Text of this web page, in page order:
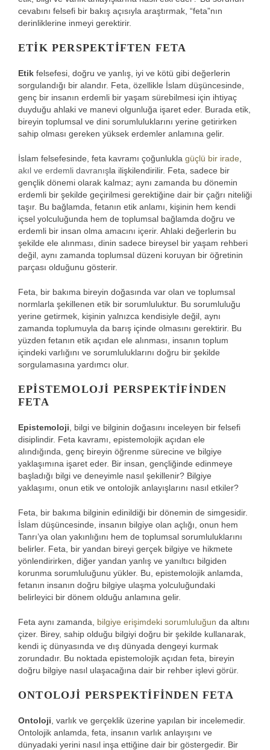
cevabını felsefi bir bakış açısıyla araştırmak, “feta”nın
derinliklerine inmeyi gerektirir.
ETIK PERSPEKTIFTEN FETA
Etik felsefesi, doğru ve yanlış, iyi ve kötü gibi değerlerin
sorgulandığı bir alandır. Feta, özellikle İslam düşüncesinde,
genç bir insanın erdemli bir yaşam sürebilmesi için ihtiyaç
duyduğu ahlaki ve manevi olgunluğa işaret eder. Burada etik,
bireyin toplumsal ve dini sorumluluklarını yerine getirirken
sahip olması gereken yüksek erdemler anlamına gelir.
İslam felsefesinde, feta kavramı çoğunlukla güçlü bir irade
akıl ve erdemli davranışla ilişkilendirilir. Feta, sadece bir
gençlik dönemi olarak kalmaz; aynı zamanda bu dönemin
erdemli bir şekilde geçirilmesi gerektiğine dair bir çağrı niteliği
taşır. Bu bağlamda, fetanın etik anlamı, kişinin hem kendi
içsel yolculuğunda hem de toplumsal bağlamda doğru ve
erdemli bir insan olma amacını içerir. Ahlaki değerlerin bu
şekilde ele alınması, dinin sadece bireysel bir yaşam rehberi
değil, aynı zamanda toplumsal düzeni koruyan bir öğretinin
parçası olduğunu gösterir.
Feta, bir bakıma bireyin doğasında var olan ve toplumsal
normlarla şekillenen etik bir sorumluluktur. Bu sorumluluğu
yerine getirmek, kişinin yalnızca kendisiyle değil, aynı
zamanda toplumuyla da barış içinde olmasını gerektirir. Bu
yüzden fetanın etik açıdan ele alınması, insanın toplum
içindeki varlığını ve sorumluluklarını doğru bir şekilde
sorgulamasına yardımcı olur.
EPISTEMOLOJI PERSPEKTIFINDEN
FETA
Epistemoloji , bilgi ve bilginin doğasını inceleyen bir felsefi
disiplindir. Feta kavramı, epistemolojik açıdan ele
alındığında, genç bireyin öğrenme sürecine ve bilgiye
yaklaşımına işaret eder. Bir insan, gençliğinde edinmeye
başladığı bilgi ve deneyimle nasıl şekillenir? Bilgiye
yaklaşımı, onun etik ve ontolojik anlayışlarını nasıl etkiler?
Feta, bir bakıma bilginin edinildiği bir dönemin de simgesidir.
İslam düşüncesinde, insanın bilgiye olan açlığı, onun hem
Tanrı’ya olan yakınlığını hem de toplumsal sorumluluklarını
belirler. Feta, bir yandan bireyi gerçek bilgiye ve hikmete
yönlendirirken, diğer yandan yanlış ve yanıltıcı bilgiden
korunma sorumluluğunu yükler. Bu, epistemolojik anlamda,
fetanın insanın doğru bilgiye ulaşma yolculuğundaki
belirleyici bir dönem olduğu anlamına gelir.
Feta aynı zamanda, bilgiye erişimdeki sorumluluğun da altını
çizer. Birey, sahip olduğu bilgiyi doğru bir şekilde kullanarak,
kendi iç dünyasında ve dış dünyada dengeyi kurmak
zorundadır. Bu noktada epistemolojik açıdan feta, bireyin
doğru bilgiye nasıl ulaşacağına dair bir rehber işlevi görür.
ONTOLOJI PERSPEKTIFINDEN FETA
Ontoloji , varlık ve gerçeklik üzerine yapılan bir incelemedir.
Ontolojik anlamda, feta, insanın varlık anlayışını ve
dünyadaki yerini nasıl inşa ettiğine dair bir göstergedir. Bir